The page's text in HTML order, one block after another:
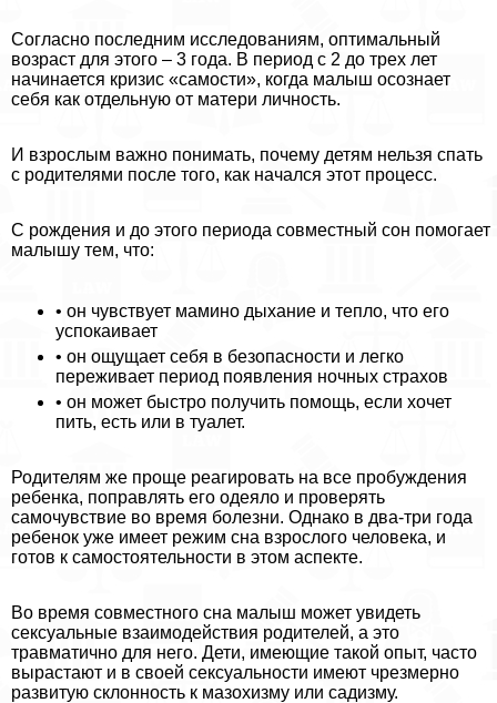
Согласно последним исследованиям, оптимальный
возраст для этого – 3 года. В период с 2 до трех лет
начинается кризис «самости», когда малыш осознает
себя как отдельную от матери личность.
И взрослым важно понимать, почему детям нельзя спать
с родителями после того, как начался этот процесс.
С рождения и до этого периода совместный сон помогает
малышу тем, что:
• он чувствует мамино дыхание и тепло, что его
успокаивает
• он ощущает себя в безопасности и легко
переживает период появления ночных страхов
• он может быстро получить помощь, если хочет
пить, есть или в туалет.
Родителям же проще реагировать на все пробуждения
ребенка, поправлять его одеяло и проверять
самочувствие во время болезни. Однако в два-три года
ребенок уже имеет режим сна взрослого человека, и
готов к самостоятельности в этом аспекте.
Во время совместного сна малыш может увидеть
ceкcуальные взаимодействия родителей, а это
травматично для него. Дети, имеющие такой опыт, часто
вырастают и в своей ceкcуальности имеют чрезмерно
развитую склонность к мaзoхизму или садизму.